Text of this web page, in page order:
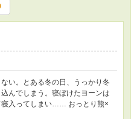
い。とある冬の日、うっかり冬
んでしまう。寝ぼけたヨーンは
寝入ってしまい…… おっとり熊×